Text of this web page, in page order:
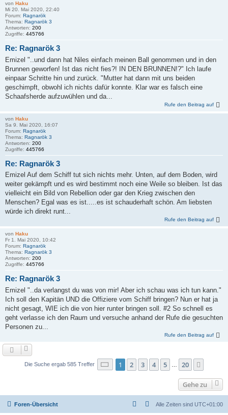
von Haku
Mi 20. Mai 2020, 22:40
Forum: Ragnarök
Thema: Ragnarök 3
Antworten: 200
Zugriffe: 445766
Re: Ragnarök 3
Emizel "..und dann hat Niles einfach meinen Ball genommen und in den
Brunnen geworfen! Ist das nicht fies?! IN DEN BRUNNEN!?" Ich laufe
einpaar Schritte hin und zurück. "Mutter hat dann mit uns beiden
geschimpft, obwohl ich nichts dafür konnte. Klar war es falsch eine
Schaafsherde aufzuwühlen und da...
Rufe den Beitrag auf
von Haku
Sa 9. Mai 2020, 16:07
Forum: Ragnarök
Thema: Ragnarök 3
Antworten: 200
Zugriffe: 445766
Re: Ragnarök 3
Emizel Auf dem Schiff tut sich nichts mehr. Unten, auf dem Boden, wird
weiter gekämpft und es wird bestimmt noch eine Weile so bleiben. Ist das
vielleicht ein Bild von Rebellion oder gar den Krieg zwischen den
Menschen? Egal was es ist.....es ist schauderhaft schön. Am liebsten
würde ich direkt runt...
Rufe den Beitrag auf
von Haku
Fr 1. Mai 2020, 10:42
Forum: Ragnarök
Thema: Ragnarök 3
Antworten: 200
Zugriffe: 445766
Re: Ragnarök 3
Emizel "..da verlangst du was von mir! Aber ich schau was ich tun kann."
Ich soll den Kapitän UND die Offiziere vom Schiff bringen? Nun er hat ja
nicht gesagt, WIE ich die von hier runter bringen soll. #2 So schnell es
geht verlasse ich den Raum und versuche anhand der Rufe die gesuchten
Personen zu...
Rufe den Beitrag auf
Die Suche ergab 585 Treffer Seite 1von 20
1 2 3 4 5 20
Gehe zu
Foren-Übersicht Alle Zeiten sind UTC+01:00